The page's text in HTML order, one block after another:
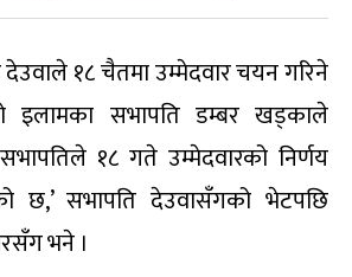
१८ चैतमा उम्मेदवार चयन गरिने
इलामका सभापति डम्बर खड्काले
१८ गते उम्मेदवारको निर्णय
छ,’ सभापति देउवासँगको भेटपछि
भने ।